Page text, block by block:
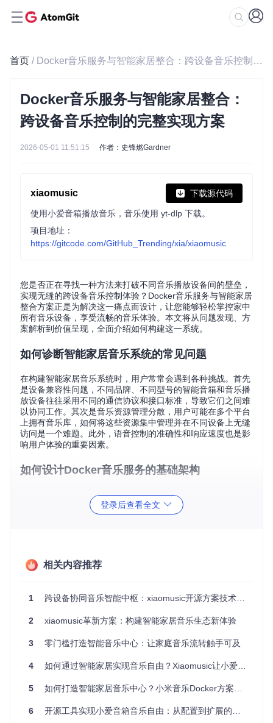
首页 / Docker音乐服务与智能家居整合：跨设备音乐控制的完整实现方案
Docker音乐服务与智能家居整合：
跨设备音乐控制的完整实现方案
2026-05-01 11:51:15 作者：史锋燃Gardner
xiaomusic 下载源代码
使用小爱音箱播放音乐，音乐使用 yt-dlp 下载。
项目地址：
https://gitcode.com/GitHub_Trending/xia/xiaomusic
您是否正在寻找一种方法来打破不同音乐播放设备间的壁垒，
实现无缝的跨设备音乐控制体验？Docker音乐服务与智能家居
整合方案正是为解决这一痛点而设计，让您能够轻松掌控家中
所有音乐设备，享受流畅的音乐体验。本文将从问题发现、方
案解析到价值呈现，全面介绍如何构建这一系统。
如何诊断智能家居音乐系统的常见问题
在构建智能家居音乐系统时，用户常常会遇到各种挑战。首先
是设备兼容性问题，不同品牌、不同型号的智能音箱和音乐播
放设备往往采用不同的通信协议和接口标准，导致它们之间难
以协同工作。其次是音乐资源管理分散，用户可能在多个平台
上拥有音乐库，如何将这些资源集中管理并在不同设备上无缝
访问是一个难题。此外，语音控制的准确性和响应速度也是影
响用户体验的重要因素。
如何设计Docker音乐服务的基础架构
要构建一个稳定、高效的Docker音乐服务，合理的架构设计至
关重要。首先需要选择合适的Docker镜像，考虑到系统的稳定
性和功能完整性，建议选择官方维护的或社区活跃度高的镜
必须考虑的因素，通过挂载本地目录到容器中，确保音乐文件
和配置数据不会因容器重启而丢失。
居设备的连接方式
如何实现多节点Docker音乐服务部署
点部署是一个不错的选择。首先需要准备多个运行Docker的主
机，可以是物理机或虚拟机。然后在每个节点上部署音乐服务
容器，并通过Docker Swarm或Kubernetes等容器编排工具进
行管理。为了实现音乐的同步播放，需要使用支持多房间同步
登录后查看全文
相关内容推荐
1 跨设备协同音乐智能中枢：xiaomusic开源方案技术赋能智能家居音乐体验
2 xiaomusic革新方案：构建智能家居音乐生态新体验
3 零门槛打造智能音乐中心：让家庭音乐流转触手可及
4 如何通过智能家居实现音乐自由？Xiaomusic让小爱音箱突破播放限制
5 如何打造智能家居音乐中心？小米音乐Docker方案让多设备无缝播放
6 开源工具实现小爱音箱音乐自由：从配置到扩展的完整指南